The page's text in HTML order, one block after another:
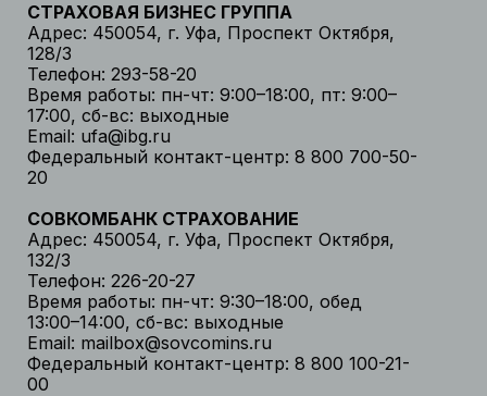
СТРАХОВАЯ БИЗНЕС ГРУППА
Адрес: 450054, г. Уфа, Проспект Октября,
128/3
Телефон: 293-58-20
Время работы: пн-чт: 9:00–18:00, пт: 9:00–
17:00, сб-вс: выходные
Email: ufa@ibg.ru
Федеральный контакт-центр: 8 800 700-50-
20
СОВКОМБАНК СТРАХОВАНИЕ
Адрес: 450054, г. Уфа, Проспект Октября,
132/3
Телефон: 226-20-27
Время работы: пн-чт: 9:30–18:00, обед
13:00–14:00, сб-вс: выходные
Email: mailbox@sovcomins.ru
Федеральный контакт-центр: 8 800 100-21-
00